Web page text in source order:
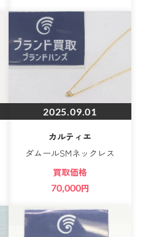
2025.09.01
カルティエ
ダムールSMネックレス
買取価格
70,000円